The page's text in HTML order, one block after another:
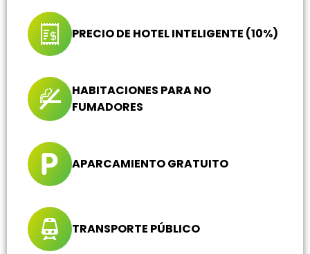
PRECIO DE HOTEL INTELIGENTE (10%)
HABITACIONES PARA NO
FUMADORES
APARCAMIENTO GRATUITO
TRANSPORTE PÚBLICO